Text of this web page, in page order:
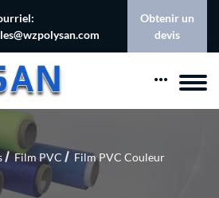
Obtenir un
devis
Film PVC Film PVC Couleur